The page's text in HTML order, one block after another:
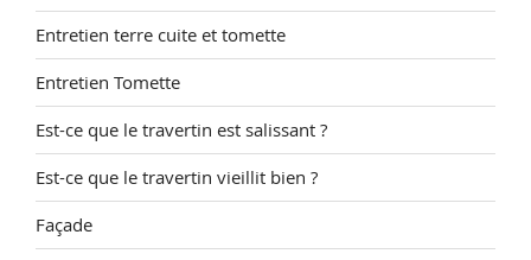
Entretien terre cuite et tomette
Entretien Tomette
Est-ce que le travertin est salissant ?
Est-ce que le travertin vieillit bien ?
Façade